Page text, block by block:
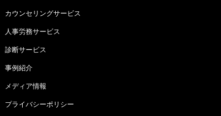
カウンセリングサービス
人事労務サービス
診断サービス
事例紹介
メディア情報
プライバシーポリシー